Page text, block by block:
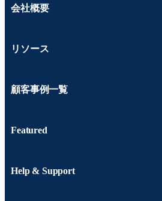
会社概要
リソース
顧客事例一覧
Featured
Help & Support